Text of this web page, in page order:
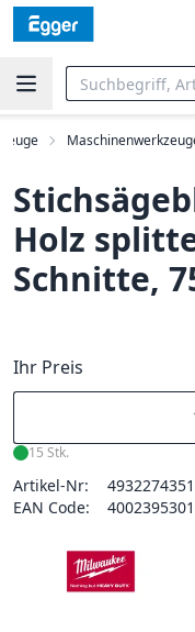
Holz
Schnitte,
Ihr Preis
15 Stk.
Artikel-Nr:
4932274351
EAN Code: